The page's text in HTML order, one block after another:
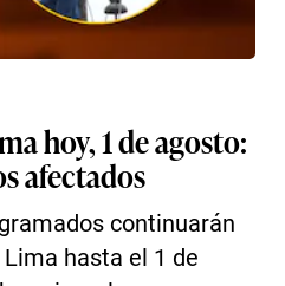
hoy, 1 de agosto:
afectados
continuarán
hasta el 1 de